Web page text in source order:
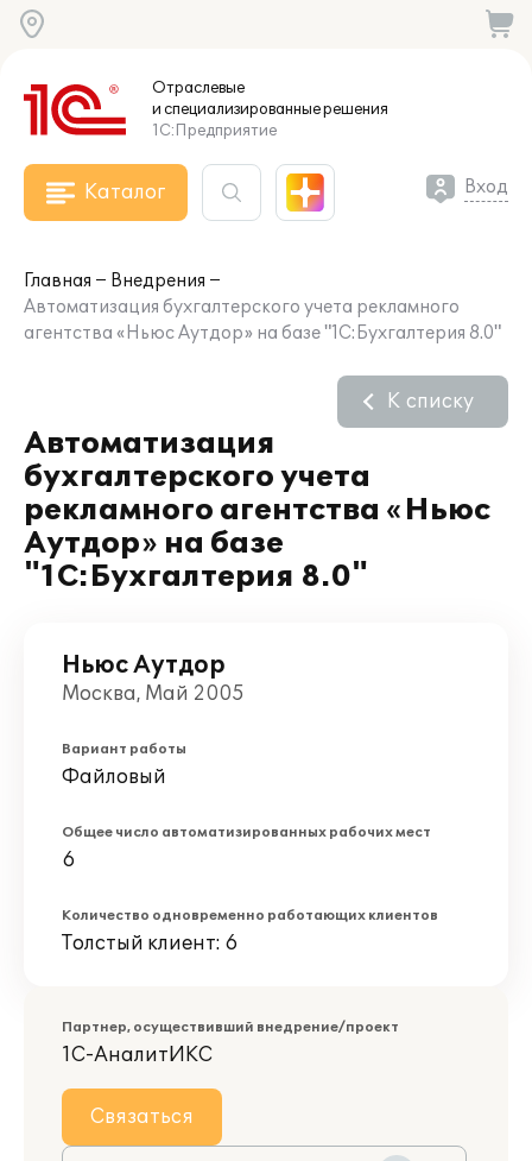
Отраслевые
и специализированныерешения
1С:Предприятие
Каталог Вход
Главная
Внедрения
Автоматизация бухгалтерского учета рекламного
агентства «Ньюс Аутдор» на базе "1С:Бухгалтерия 8.0"
Автоматизация
бухгалтерского учета
рекламного агентства «Ньюс
Аутдор» на базе
"1С:Бухгалтерия 8.0"
К списку
Ньюс Аутдор
Москва, Май 2005
Вариант работы
Файловый
Общее число автоматизированных рабочих мест
6
Количество одновременно работающих клиентов
Толстый клиент: 6
Партнер, осуществивший внедрение/проект
1С-АналитИКС
Связаться